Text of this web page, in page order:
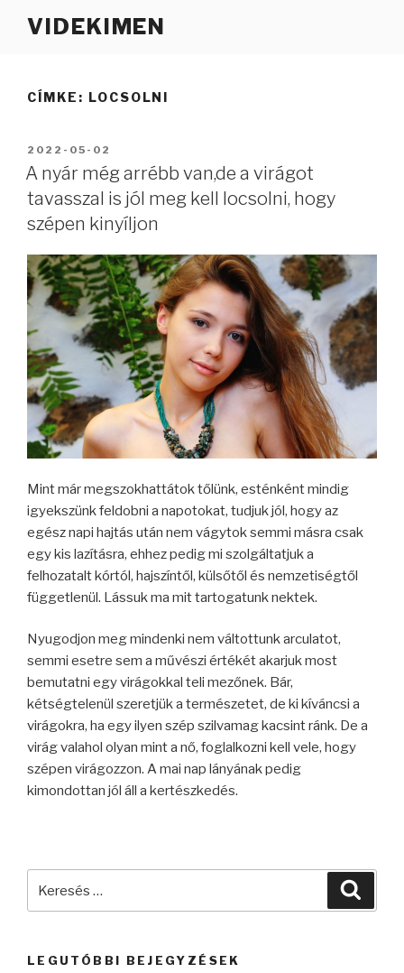
VIDEKIMEN
CÍMKE: LOCSOLNI
BEKÜLDVE:
2022-05-02
A nyár még arrébb van,de a virágot
tavasszal is jól meg kell locsolni, hogy
szépen kinyíljon
Mint már megszokhattátok tőlünk, esténként mindig
igyekszünk feldobni a napotokat, tudjuk jól, hogy az
egész napi hajtás után nem vágytok semmi másra csak
egy kis lazításra, ehhez pedig mi szolgáltatjuk a
felhozatalt kórtól, hajszíntől, külsőtől és nemzetiségtől
függetlenül. Lássuk ma mit tartogatunk nektek.
Nyugodjon meg mindenki nem váltottunk arculatot,
semmi esetre sem a művészi értékét akarjuk most
bemutatni egy virágokkal teli mezőnek. Bár,
kétségtelenül szeretjük a természetet, de ki kíváncsi a
virágokra, ha egy ilyen szép szilvamag kacsint ránk. De a
virág valahol olyan mint a nő, foglalkozni kell vele, hogy
szépen virágozzon. A mai nap lányának pedig
kimondottan jól áll a kertészkedés.
LEGUTÓBBI BEJEGYZÉSEK